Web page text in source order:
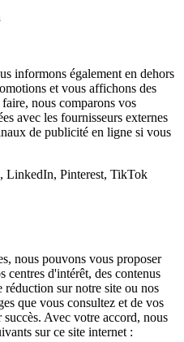
informons également en dehors
et vous affichons des
nous comparons vos
avec les fournisseurs externes
de publicité en ligne si vous
LinkedIn, Pinterest, TikTok
nous pouvons vous proposer
centres d'intérêt, des contenus
réduction sur notre site ou nos
que vous consultez et de vos
Avec votre accord, nous
sur ce site internet :